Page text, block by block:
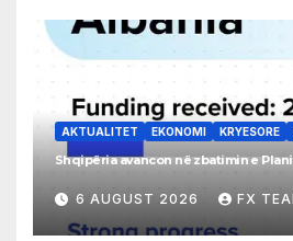
AKTUALITET EKONOMI KRYESORE
Shqipëria avancon në zbatimin e
6 AUGUST 2026 FX